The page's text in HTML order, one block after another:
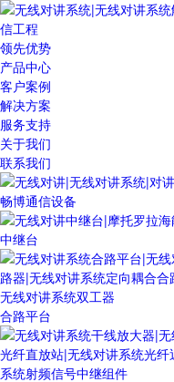
领先优势
产品中心
客户案例
解决方案
服务支持
关于我们
联系我们
畅博通信设备
中继台
合路平台